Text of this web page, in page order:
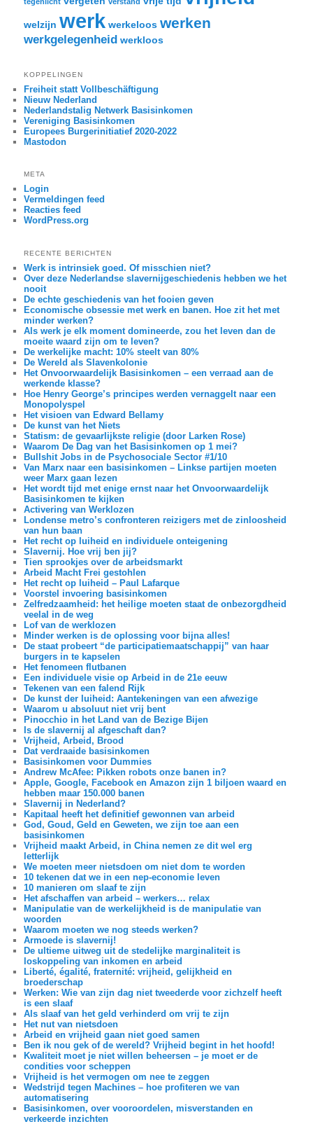
tegenlicht verstand
welzijn werk werkeloos werken
werkgelegenheid werkloos
KOPPELINGEN
Freiheit statt Vollbeschäftigung
Nieuw Nederland
Nederlandstalig Netwerk Basisinkomen
Vereniging Basisinkomen
Europees Burgerinitiatief 2020-2022
Mastodon
META
Login
Vermeldingen feed
Reacties feed
WordPress.org
RECENTE BERICHTEN
Werk is intrinsiek goed. Of misschien niet?
Over deze Nederlandse slavernijgeschiedenis hebben we het
nooit
De echte geschiedenis van het fooien geven
Economische obsessie met werk en banen. Hoe zit het met
minder werken?
Als werk je elk moment domineerde, zou het leven dan de
moeite waard zijn om te leven?
De werkelijke macht: 10% steelt van 80%
De Wereld als Slavenkolonie
Het Onvoorwaardelijk Basisinkomen – een verraad aan de
werkende klasse?
Hoe Henry George’s principes werden vernaggelt naar een
Monopolyspel
Het visioen van Edward Bellamy
De kunst van het Niets
Statism: de gevaarlijkste religie (door Larken Rose)
Waarom De Dag van het Basisinkomen op 1 mei?
Bullshit Jobs in de Psychosociale Sector #1/10
Van Marx naar een basisinkomen – Linkse partijen moeten
weer Marx gaan lezen
Het wordt tijd met enige ernst naar het Onvoorwaardelijk
Basisinkomen te kijken
Activering van Werklozen
Londense metro’s confronteren reizigers met de zinloosheid
van hun baan
Het recht op luiheid en individuele onteigening
Slavernij. Hoe vrij ben jij?
Tien sprookjes over de arbeidsmarkt
Arbeid Macht Frei gestohlen
Het recht op luiheid – Paul Lafarque
Voorstel invoering basisinkomen
Zelfredzaamheid: het heilige moeten staat de onbezorgdheid
veelal in de weg
Lof van de werklozen
Minder werken is de oplossing voor bijna alles!
De staat probeert “de participatiemaatschappij” van haar
burgers in te kapselen
Het fenomeen flutbanen
Een individuele visie op Arbeid in de 21e eeuw
Tekenen van een falend Rijk
De kunst der luiheid: Aantekeningen van een afwezige
Waarom u absoluut niet vrij bent
Pinocchio in het Land van de Bezige Bijen
Is de slavernij al afgeschaft dan?
Vrijheid, Arbeid, Brood
Dat verdraaide basisinkomen
Basisinkomen voor Dummies
Andrew McAfee: Pikken robots onze banen in?
Apple, Google, Facebook en Amazon zijn 1 biljoen waard en
hebben maar 150.000 banen
Slavernij in Nederland?
Kapitaal heeft het definitief gewonnen van arbeid
God, Goud, Geld en Geweten, we zijn toe aan een
basisinkomen
Vrijheid maakt Arbeid, in China nemen ze dit wel erg
letterlijk
We moeten meer nietsdoen om niet dom te worden
10 tekenen dat we in een nep-economie leven
10 manieren om slaaf te zijn
Het afschaffen van arbeid – werkers… relax
Manipulatie van de werkelijkheid is de manipulatie van
woorden
Waarom moeten we nog steeds werken?
Armoede is slavernij!
De ultieme uitweg uit de stedelijke marginaliteit is
loskoppeling van inkomen en arbeid
Liberté, égalité, fraternité: vrijheid, gelijkheid en
broederschap
Werken: Wie van zijn dag niet tweederde voor zichzelf heeft
is een slaaf
Als slaaf van het geld verhinderd om vrij te zijn
Het nut van nietsdoen
Arbeid en vrijheid gaan niet goed samen
Ben ik nou gek of de wereld? Vrijheid begint in het hoofd!
Kwaliteit moet je niet willen beheersen – je moet er de
condities voor scheppen
Vrijheid is het vermogen om nee te zeggen
Wedstrijd tegen Machines – hoe profiteren we van
automatisering
Basisinkomen, over vooroordelen, misverstanden en
verkeerde inzichten